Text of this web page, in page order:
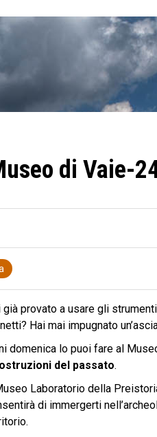
di Vaie-
già provato a usare gli
Hai mai impugnato
domenica lo puoi fare al
del passato.
Laboratorio della
di immergerti